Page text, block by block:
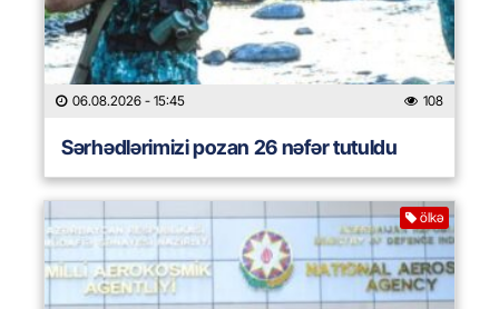
06.08.2026 - 15:45 108
Sərhədlərimizi pozan 26 nəfər tutuldu
ölkə